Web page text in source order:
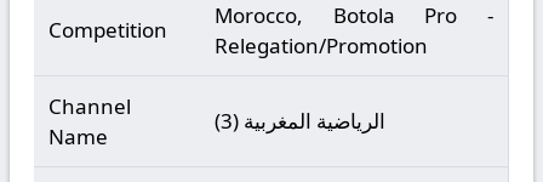
Competition
Morocco, Botola Pro -
Relegation/Promotion
Channel
Name
الرياضية المغربية (3)